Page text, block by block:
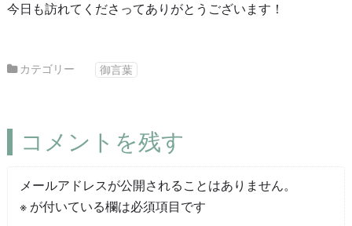
今日も訪れてくださってありがとうございます！
カテゴリー 御言葉
コメントを残す
メールアドレスが公開されることはありません。
※が付いている欄は必須項目です